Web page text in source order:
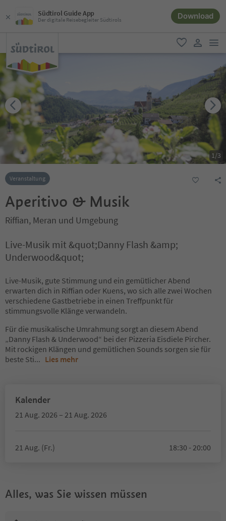
Südtirol Guide App
Der digitale Reisebegleiter Südtirols Download
favorit
user link
1/3
Veranstaltung
Aperitivo & Musik
Riffian, Meran und Umgebung
Live-Musik mit &quot;Danny Flash &amp;
Underwood&quot;
Live-Musik, gute Stimmung und ein gemütlicher Abend
erwarten dich in Riffian oder Kuens, wo sich alle zwei Wochen
verschiedene Gastbetriebe in einen Treffpunkt für
stimmungsvolle Klänge verwandeln.
Für die musikalische Umrahmung sorgt an diesem Abend
„Danny Flash & Underwood“ bei der Pizzeria Eisdiele Pircher.
Mit rockigen Klängen und gemütlichen Sounds sorgen sie für
beste Sti... Lies mehr
Kalender
21 Aug. 2026 – 21 Aug. 2026
21 Aug. (Fr.) 18:30 - 20:00
Alles, was Sie wissen müssen